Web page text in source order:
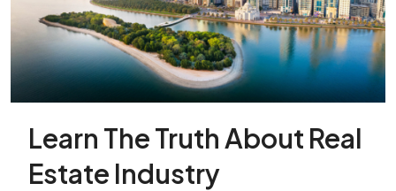
Learn The Truth About Real
Estate Industry